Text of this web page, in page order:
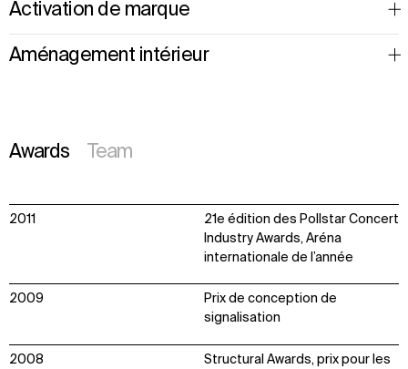
Activation de marque
Aménagement intérieur
Awards Team
2011
21e édition des Pollstar Concert
Industry Awards, Aréna
internationale de l’année
2009
Prix de conception de
signalisation
2008
Structural Awards, prix pour les